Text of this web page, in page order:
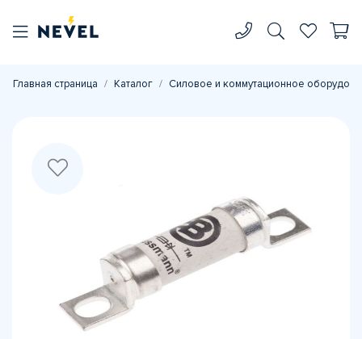
Главная страница Каталог Силовое и коммутационное